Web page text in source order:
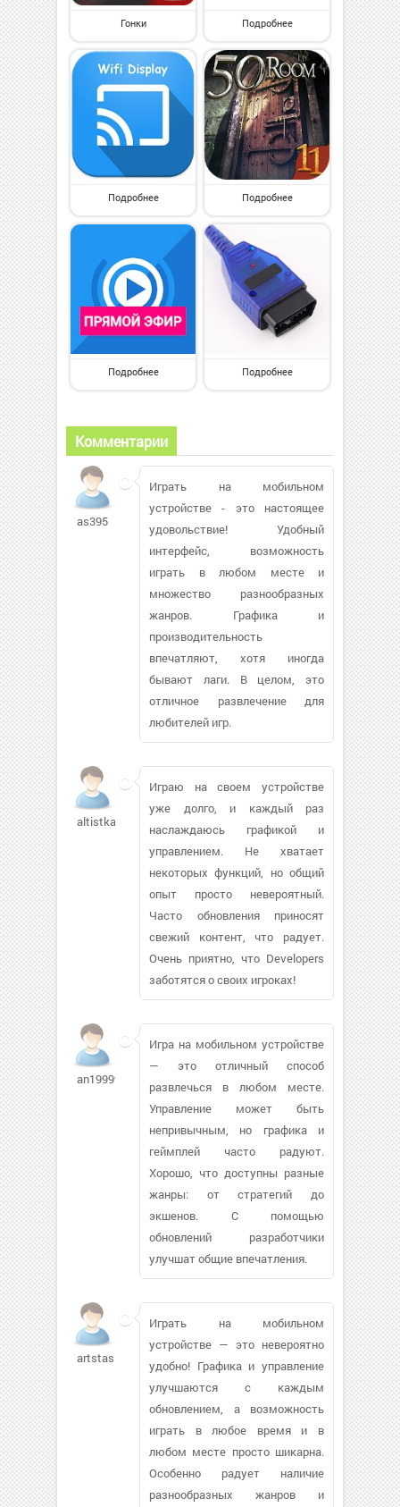
Гонки Подробнее
Подробнее Подробнее
Подробнее Подробнее
Комментарии
as395
Играть на мобильном
устройстве - это настоящее
удовольствие! Удобный
интерфейс, возможность
играть в любом месте и
множество разнообразных
жанров. Графика и
производительность
впечатляют, хотя иногда
бывают лаги. В целом, это
отличное развлечение для
любителей игр.
altistka81
Играю на своем устройстве
уже долго, и каждый раз
наслаждаюсь графикой и
управлением. Не хватает
некоторых функций, но общий
опыт просто невероятный.
Часто обновления приносят
свежий контент, что радует.
Очень приятно, что Developers
заботятся о своих игроках!
an1999955
Игра на мобильном устройстве
— это отличный способ
развлечься в любом месте.
Управление может быть
непривычным, но графика и
геймплей часто радуют.
Хорошо, что доступны разные
жанры: от стратегий до
экшенов. С помощью
обновлений разработчики
улучшат общие впечатления.
artstas
Играть на мобильном
устройстве — это невероятно
удобно! Графика и управление
улучшаются с каждым
обновлением, а возможность
играть в любое время и в
любом месте просто шикарна.
Особенно радует наличие
разнообразных жанров и